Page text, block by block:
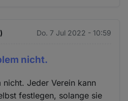
Do. 7 Jul 2022 - 10:59
nicht.
nicht. Jeder Verein kann
festlegen, solange sie